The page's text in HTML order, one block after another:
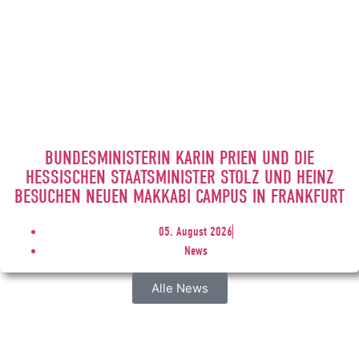
BUNDESMINISTERIN KARIN PRIEN UND DIE
HESSISCHEN STAATSMINISTER STOLZ UND HEINZ
BESUCHEN NEUEN MAKKABI CAMPUS IN FRANKFURT
05. August 2026
News
Alle News